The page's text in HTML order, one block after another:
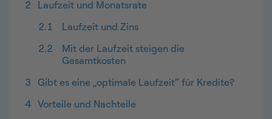
2
Laufzeit und Monatsrate
2.1
Laufzeit und Zins
2.2
Mit der Laufzeit steigen die
Gesamtkosten
3
Gibt es eine „optimale Laufzeit“ für Kredite?
4 Vorteile und Nachteile